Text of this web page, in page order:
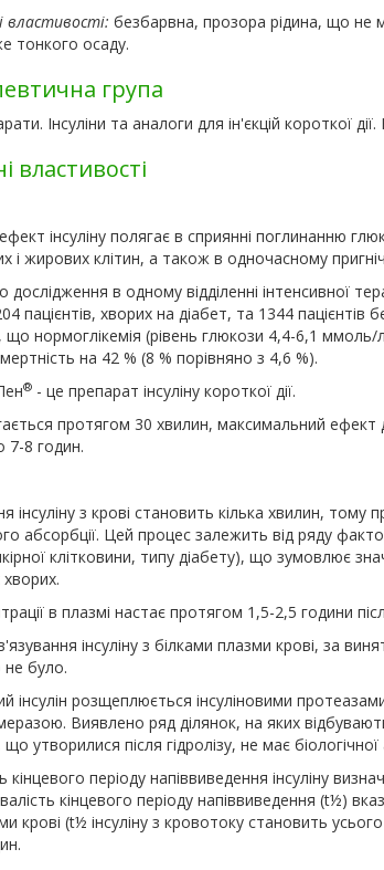
властивості: безбарвна, прозора рідина, що не
тонкого осаду.
група
Інсуліни та аналоги для ін'єкцій короткої
властивості
інсуліну полягає в сприянні поглинанню
жирових клітин, а також в одночасному
дослідження в одному відділенні інтенсивної
пацієнтів, хворих на діабет, та 1344 пацієнтів
нормоглікемія (рівень глюкози 4,4-6,1
на 42 % (8 % порівняно з 4,6 %).
®- це препарат інсуліну короткої дії.
протягом 30 хвилин, максимальний ефект
7-8 годин.
інсуліну з крові становить кілька хвилин,
абсорбції. Цей процес залежить від ряду
клітковини, типу діабету), що зумовлює
хворих.
в плазмі настає протягом 1,5-2,5 години
інсуліну з білками плазми крові, за
не було.
інсулін розщеплюється інсуліновими
Виявлено ряд ділянок, на яких
утворилися після гідролізу, не має біологічної
кінцевого періоду напіввиведення інсуліну
кінцевого періоду напіввиведення (t½)
крові (t½ інсуліну з кровотоку становить